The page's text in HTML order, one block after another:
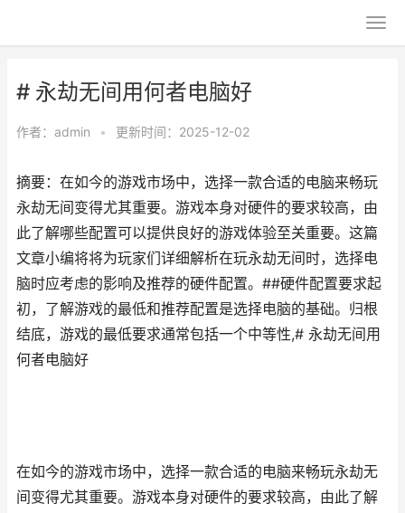
# 永劫无间用何者电脑好
作者： admin • 更新时间：2025-12-02
摘要：在如今的游戏市场中，选择一款合适的电脑来畅玩
永劫无间变得尤其重要。游戏本身对硬件的要求较高，由
此了解哪些配置可以提供良好的游戏体验至关重要。这篇
文章小编将将为玩家们详细解析在玩永劫无间时，选择电
脑时应考虑的影响及推荐的硬件配置。##硬件配置要求起
初，了解游戏的最低和推荐配置是选择电脑的基础。归根
结底，游戏的最低要求通常包括一个中等性,# 永劫无间用
何者电脑好
在如今的游戏市场中，选择一款合适的电脑来畅玩永劫无
间变得尤其重要。游戏本身对硬件的要求较高，由此了解